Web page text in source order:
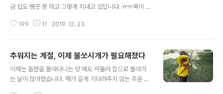
금 입도 뻥끗 못 하고 그렇게 지내고 있답니다. ㅠㅠ목이 너
기 걸린 적은 출산 후에 처음인 것 같아요. 점점 면역력이
지내세요~~~!!! 해발 1,200m 스페인 고산의 [참나무집]
우리 가족은 요즘 크리스마스 분위기에 휩싸였습니다. 지
난번 포스팅과 마찬가지로...... 요즘 아이들이 한 일은 크리
199 11 2019. 12. 23.
추워지는 계절, 이제 불쏘시개가 필요해졌다
이제는 들판을 돌아다니는 양 떼도 서둘러 집으로 돌아가
는 날이 많아졌습니다. 해가 길게 기다려주지 않는 추운 계